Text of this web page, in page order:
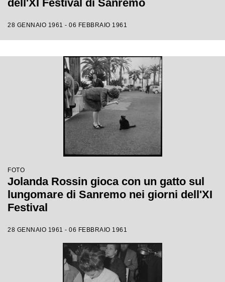
dell'XI Festival di Sanremo
28 GENNAIO 1961 - 06 FEBBRAIO 1961
FOTO
Jolanda Rossin gioca con un gatto sul
lungomare di Sanremo nei giorni dell'XI
Festival
28 GENNAIO 1961 - 06 FEBBRAIO 1961